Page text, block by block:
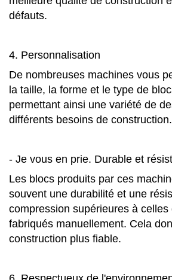
défauts.
4. Personnalisation
De nombreuses machines vous
la taille, la forme et le type de
permettant ainsi une variété de
différents besoins de construction.
- Je vous en prie. Durable et
Les blocs produits par ces
souvent une durabilité et une
compression supérieures à celles
fabriqués manuellement. Cela
construction plus fiable.